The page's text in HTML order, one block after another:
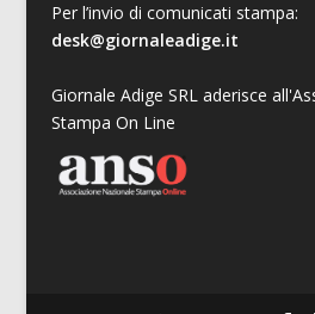
Per l’invio di comunicati stampa:
desk@giornaleadige.it
Giornale Adige SRL aderisce
Stampa On Line